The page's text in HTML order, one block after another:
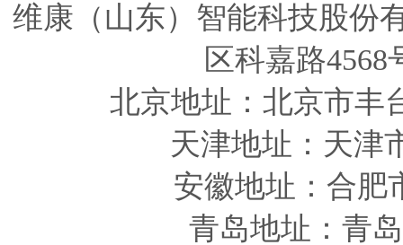
维康（山东）智能科技股
区科嘉路
北京地址：北京市丰
天津地址 ：天津
安徽地址 ：合
青岛地址 ：青